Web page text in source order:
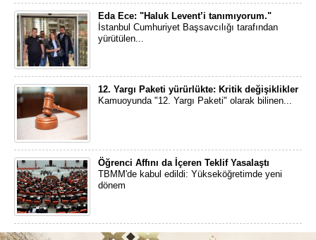
Eda Ece: "Haluk Levent’i tanımıyorum."
İstanbul Cumhuriyet Başsavcılığı tarafından
yürütülen...
12. Yargı Paketi yürürlükte: Kritik değişiklikler
Kamuoyunda "12. Yargı Paketi" olarak bilinen...
Öğrenci Affını da İçeren Teklif Yasalaştı
TBMM'de kabul edildi: Yükseköğretimde yeni
dönem